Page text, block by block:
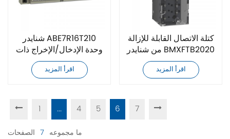
شنايدر ABE7R16T210
وحدة الإدخال/الإخراج ذات
16 نقطة
اقرأ المزيد
كتلة الاتصال القابلة للإزالة
من شنايدر BMXFTB2020
اقرأ المزيد
1 ... 4 5 6 7
ما مجموعه 7 الصفحات